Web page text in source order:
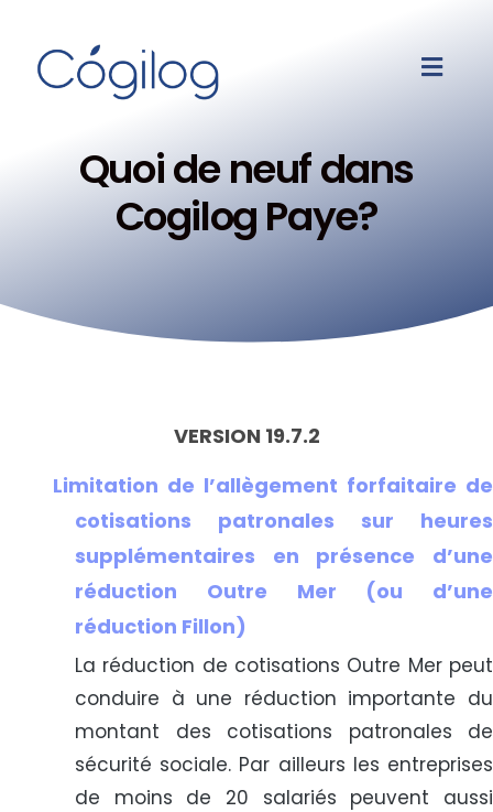
Quoi de neuf dans
Cogilog Paye?
VERSION 19.7.2
Limitation de l’allègement forfaitaire de
cotisations patronales sur heures
supplémentaires en présence d’une
réduction Outre Mer (ou d’une
réduction Fillon)
La réduction de cotisations Outre Mer peut
conduire à une réduction importante du
montant des cotisations patronales de
sécurité sociale. Par ailleurs les entreprises
de moins de 20 salariés peuvent aussi